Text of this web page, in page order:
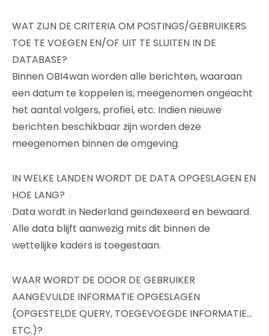
WAT ZIJN DE CRITERIA OM POSTINGS/GEBRUIKERS
TOE TE VOEGEN EN/OF UIT TE SLUITEN IN DE
DATABASE?
Binnen OBI4wan worden alle berichten, waaraan
een datum te koppelen is, meegenomen ongeacht
het aantal volgers, profiel, etc. Indien nieuwe
berichten beschikbaar zijn worden deze
meegenomen binnen de omgeving.
IN WELKE LANDEN WORDT DE DATA OPGESLAGEN EN
HOE LANG?
Data wordt in Nederland geïndexeerd en bewaard.
Alle data blijft aanwezig mits dit binnen de
wettelijke kaders is toegestaan.
WAAR WORDT DE DOOR DE GEBRUIKER
AANGEVULDE INFORMATIE OPGESLAGEN
(OPGESTELDE QUERY, TOEGEVOEGDE INFORMATIE…
ETC.)?